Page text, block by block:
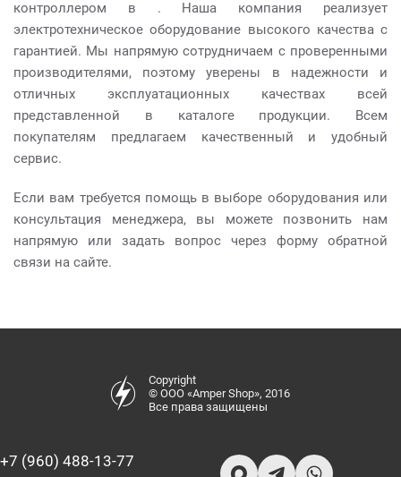
контроллером в . Наша компания реализует
электротехническое оборудование высокого качества с
гарантией. Мы напрямую сотрудничаем с проверенными
производителями, поэтому уверены в надежности и
отличных эксплуатационных качествах всей
представленной в каталоге продукции. Всем
покупателям предлагаем качественный и удобный
сервис.
Если вам требуется помощь в выборе оборудования или
консультация менеджера, вы можете позвонить нам
напрямую или задать вопрос через форму обратной
связи на сайте.
Copyright
© ООО «Amper Shop», 2016
Все права защищены
+7 (960) 488-13-77